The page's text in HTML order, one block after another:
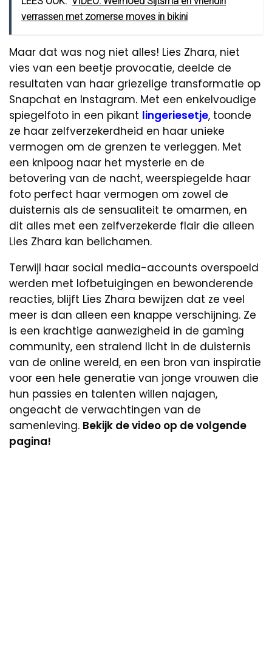
verrassen met zomerse moves in bikini
Maar dat was nog niet alles! Lies Zhara, niet
vies van een beetje provocatie, deelde de
resultaten van haar griezelige transformatie op
Snapchat en Instagram. Met een enkelvoudige
spiegelfoto in een pikant lingeriesetje, toonde
ze haar zelfverzekerdheid en haar unieke
vermogen om de grenzen te verleggen. Met
een knipoog naar het mysterie en de
betovering van de nacht, weerspiegelde haar
foto perfect haar vermogen om zowel de
duisternis als de sensualiteit te omarmen, en
dit alles met een zelfverzekerde flair die alleen
Lies Zhara kan belichamen.
Terwijl haar social media-accounts overspoeld
werden met lofbetuigingen en bewonderende
reacties, blijft Lies Zhara bewijzen dat ze veel
meer is dan alleen een knappe verschijning. Ze
is een krachtige aanwezigheid in de gaming
community, een stralend licht in de duisternis
van de online wereld, en een bron van inspiratie
voor een hele generatie van jonge vrouwen die
hun passies en talenten willen najagen,
ongeacht de verwachtingen van de
samenleving. Bekijk de video op de volgende
pagina!